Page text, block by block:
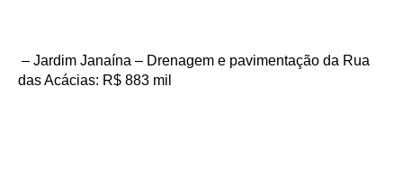
– Jardim Janaína – Drenagem e pavimentação da Rua
das Acácias: R$ 883 mil